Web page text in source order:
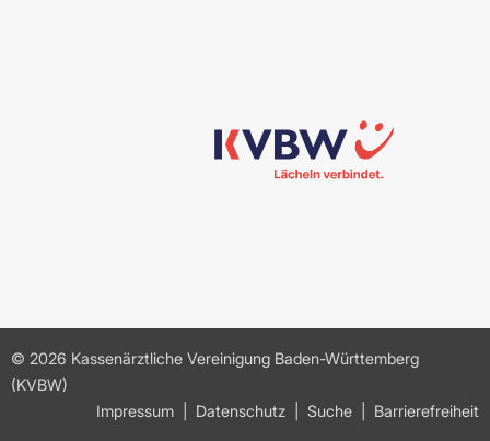
© 2026 Kassenärztliche Vereinigung Baden-Württemberg
(KVBW)
Impressum
Datenschutz Suche Barrierefreiheit